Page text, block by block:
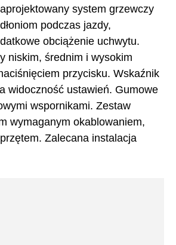
system grzewczy
podczas jazdy,
obciążenie uchwytu.
niskim, średnim i wysokim
przycisku. Wskaźnik
widoczność ustawień. Gumowe
wspornikami. Zestaw
wymaganym okablowaniem,
Zalecana instalacja